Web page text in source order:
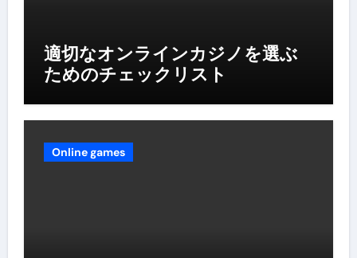
適切なオンラインカジノを選ぶ
ためのチェックリスト
Online games